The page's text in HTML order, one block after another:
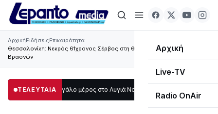
Αρχική
Live-TV
Radio OnAir
ΑρχικήΕιδήσειςΕπικαιρότητα
Θεσσαλονίκη: Νεκρός 61χρονος Σέρβος στη θαλάσσια περιοχή Νέων
Βρασνών
ΤΕΛΕΥΤΑΙΑ
σκοτάδι μεγάλο μέρος στο Λυγιά Ναυπάκτου12:08